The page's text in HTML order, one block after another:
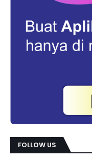
FOLLOW US